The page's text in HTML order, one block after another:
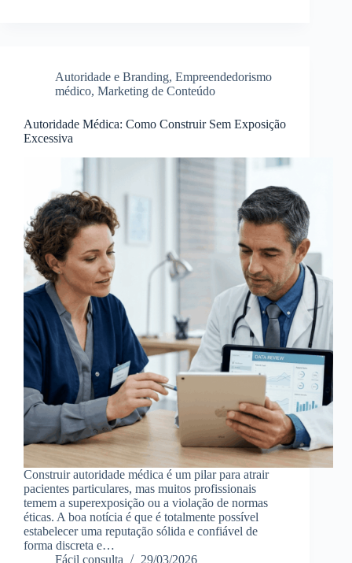
Autoridade e Branding, Empreendedorismo
médico, Marketing de Conteúdo
Autoridade Médica: Como Construir Sem Exposição
Excessiva
Construir autoridade médica é um pilar para atrair
pacientes particulares, mas muitos profissionais
temem a superexposição ou a violação de normas
éticas. A boa notícia é que é totalmente possível
estabelecer uma reputação sólida e confiável de
forma discreta e…
Fácil consulta
29/03/2026